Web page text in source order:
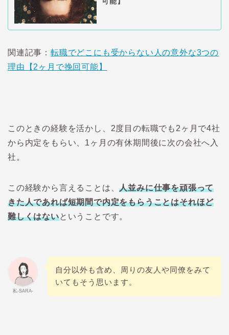
関連記事： 転職でどこにも受からない人の意外な3つの
理由【2ヶ月で挽回可能】
このときの経験を活かし、2度目の転職でも2ヶ月で4社
から内定をもらい、1ヶ月の有休期間後に次の会社へ入
社。
この経験から言えることは、人並みに仕事を頑張って
きた人であれば短期間で内定をもらうことはそれほど
難しくはないということです。
私-SARA-
自分以外も含め、周りの友人や同僚をみて
いてもそう思います。